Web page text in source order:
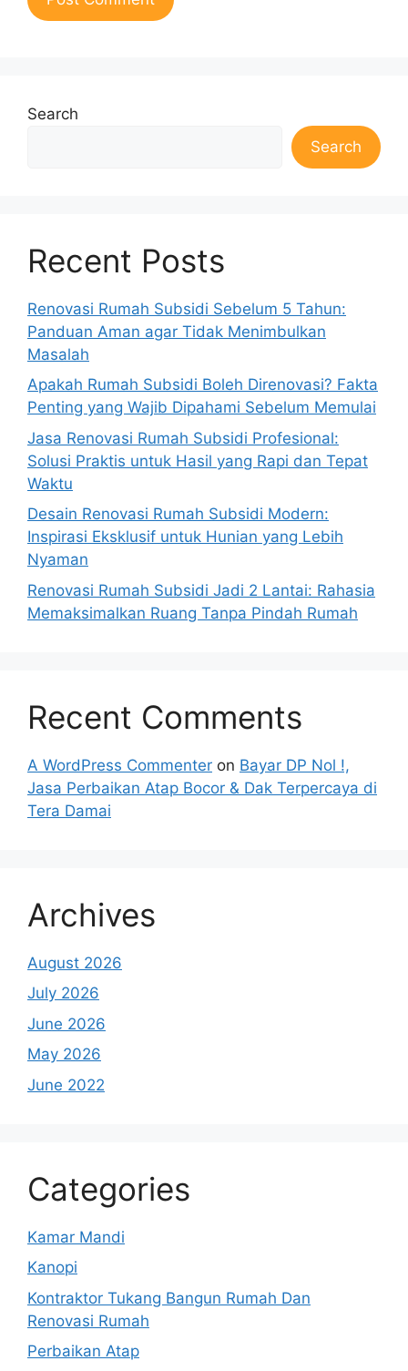
Search
Search
Recent Posts
Renovasi Rumah Subsidi Sebelum 5 Tahun:
Panduan Aman agar Tidak Menimbulkan
Masalah
Apakah Rumah Subsidi Boleh Direnovasi? Fakta
Penting yang Wajib Dipahami Sebelum Memulai
Jasa Renovasi Rumah Subsidi Profesional:
Solusi Praktis untuk Hasil yang Rapi dan Tepat
Waktu
Desain Renovasi Rumah Subsidi Modern:
Inspirasi Eksklusif untuk Hunian yang Lebih
Nyaman
Renovasi Rumah Subsidi Jadi 2 Lantai: Rahasia
Memaksimalkan Ruang Tanpa Pindah Rumah
Recent Comments
A WordPress Commenter on Bayar DP Nol !,
Jasa Perbaikan Atap Bocor & Dak Terpercaya di
Tera Damai
Archives
August 2026
July 2026
June 2026
May 2026
June 2022
Categories
Kamar Mandi
Kanopi
Kontraktor Tukang Bangun Rumah Dan
Renovasi Rumah
Perbaikan Atap